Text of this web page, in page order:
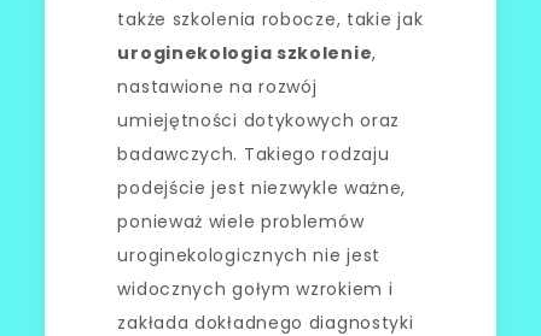
także szkolenia robocze, takie jak
uroginekologia szkolenie,
nastawione na rozwój
umiejętności dotykowych oraz
badawczych. Takiego rodzaju
podejście jest niezwykle ważne,
ponieważ wiele problemów
uroginekologicznych nie jest
widocznych gołym wzrokiem i
zakłada dokładnego diagnostyki